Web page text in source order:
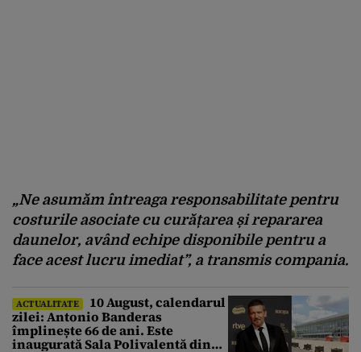
„Ne asumăm întreaga responsabilitate pentru
costurile asociate cu curățarea și repararea
daunelor, având echipe disponibile pentru a
face acest lucru imediat”, a transmis compania.
ACTUALITATE
10 August, calendarul
zilei: Antonio Banderas
împlinește 66 de ani. Este
inaugurată Sala Polivalentă din